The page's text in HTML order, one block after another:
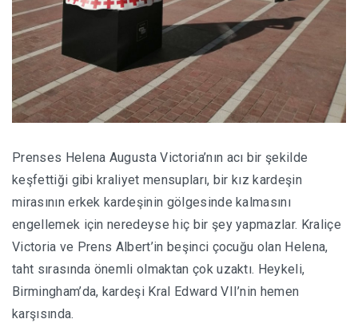
Prenses Helena Augusta Victoria’nın acı bir şekilde
keşfettiği gibi kraliyet mensupları, bir kız kardeşin
mirasının erkek kardeşinin gölgesinde kalmasını
engellemek için neredeyse hiç bir şey yapmazlar. Kraliçe
Victoria ve Prens Albert’in beşinci çocuğu olan Helena,
taht sırasında önemli olmaktan çok uzaktı. Heykeli,
Birmingham’da, kardeşi Kral Edward VII’nin hemen
karşısında.